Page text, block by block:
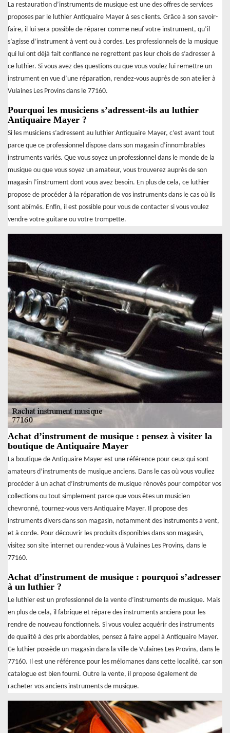
La restauration d’instruments de musique est une des offres de services
proposes par le luthier Antiquaire Mayer à ses clients. Grâce à son savoir-
faire, il lui sera possible de réparer comme neuf votre instrument, qu’il
s’agisse d’instrument à vent ou à cordes. Les professionnels de la musique
qui lui ont déjà fait confiance ne regrettent pas leur chois de s’adresser à
ce luthier. Si vous avez des questions ou que vous voulez lui remettre un
instrument en vue d’une réparation, rendez-vous auprès de son atelier à
Vulaines Les Provins dans le 77160.
Pourquoi les musiciens s’adressent-ils au luthier
Antiquaire Mayer ?
Si les musiciens s’adressent au luthier Antiquaire Mayer, c’est avant tout
parce que ce professionnel dispose dans son magasin d’innombrables
instruments variés. Que vous soyez un professionnel dans le monde de la
musique ou que vous soyez un amateur, vous trouverez auprès de son
magasin l’instrument dont vous avez besoin. En plus de cela, ce luthier
propose de procéder à la réparation de vos instruments dans le cas où ils
sont abîmés. Enfin, il est possible pour vous de contacter si vous voulez
vendre votre guitare ou votre trompette.
Achat d’instrument de musique : pensez à visiter la
boutique de Antiquaire Mayer
La boutique de Antiquaire Mayer est une référence pour ceux qui sont
amateurs d’instruments de musique anciens. Dans le cas où vous vouliez
procéder à un achat d’instruments de musique rénovés pour compéter vos
collections ou tout simplement parce que vous êtes un musicien
chevronné, tournez-vous vers Antiquaire Mayer. Il propose des
instruments divers dans son magasin, notamment des instruments à vent,
et à corde. Pour découvrir les produits disponibles dans son magasin,
visitez son site internet ou rendez-vous à Vulaines Les Provins, dans le
77160.
Achat d’instrument de musique : pourquoi s’adresser
à un luthier ?
Le luthier est un professionnel de la vente d’instruments de musique. Mais
en plus de cela, il fabrique et répare des instruments anciens pour les
rendre de nouveau fonctionnels. Si vous voulez acquérir des instruments
de qualité à des prix abordables, pensez à faire appel à Antiquaire Mayer.
Ce luthier possède un magasin dans la ville de Vulaines Les Provins, dans le
77160. Il est une référence pour les mélomanes dans cette localité, car son
catalogue est bien fourni. Outre la vente, il propose également de
racheter vos anciens instruments de musique.